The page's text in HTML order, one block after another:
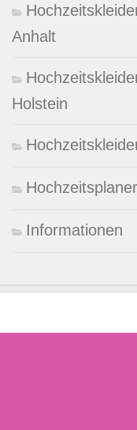
Anhalt
Holstein
Hochzeitsplaner
Informationen